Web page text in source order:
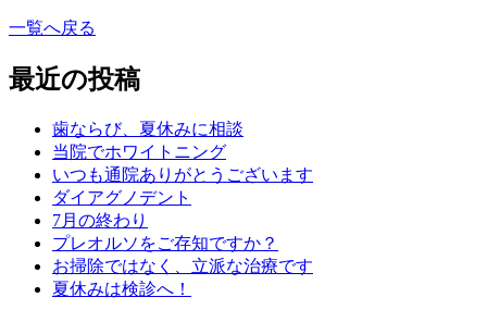
一覧へ戻る
最近の投稿
歯ならび、夏休みに相談
当院でホワイトニング
いつも通院ありがとうございます
ダイアグノデント
7月の終わり
プレオルソをご存知ですか？
お掃除ではなく、立派な治療です
夏休みは検診へ！